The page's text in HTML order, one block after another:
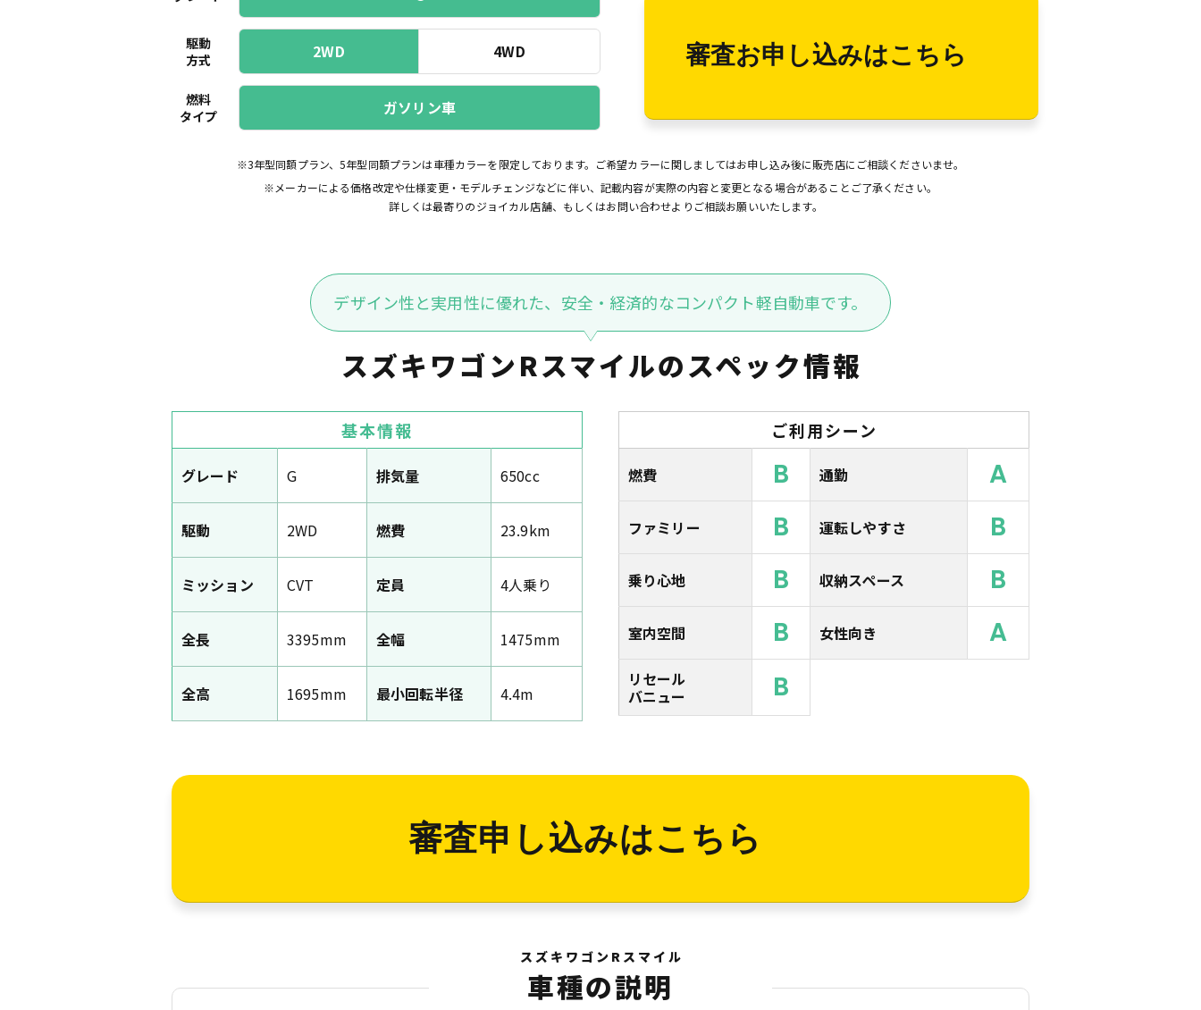
駆動
方式
2WD 4WD
燃料
タイプ
ガソリン車
審査お申し込みはこちら
※3年型同額プラン、5年型同額プランは車種カラーを限定しております。ご希望カラーに関しましてはお申し込み後に販売店にご相談くださいませ。
※メーカーによる価格改定や仕様変更・モデルチェンジなどに伴い、記載内容が実際の内容と変更となる場合があることご了承ください。
詳しくは最寄りのジョイカル店舗、もしくはお問い合わせよりご相談お願いいたします。
デザイン性と実用性に優れた、安全・経済的なコンパクト軽自動車です。
スズキワゴンRスマイルのスペック情報
基本情報
グレード G 排気量 650cc
駆動 2WD 燃費 23.9km
ミッション CVT 定員 4人乗り
全長 3395mm 全幅 1475mm
全高 1695mm 最小回転半径 4.4m
ご利用シーン
燃費 B 通勤 A
ファミリー B 運転しやすさ B
乗り心地 B 収納スペース B
室内空間 B 女性向き A
リセール
バニュー
B
審査申し込みはこちら
スズキワゴンRスマイル
車種の説明